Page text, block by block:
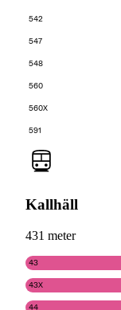
542
547
548
560
560X
591
Kallhäll
431 meter
43
43X
44